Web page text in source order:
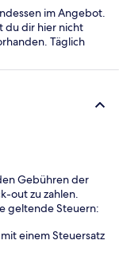
im Angebot.
du dir hier nicht
Täglich
Gebühren der
out zu zahlen.
geltende Steuern:
mit einem Steuersatz